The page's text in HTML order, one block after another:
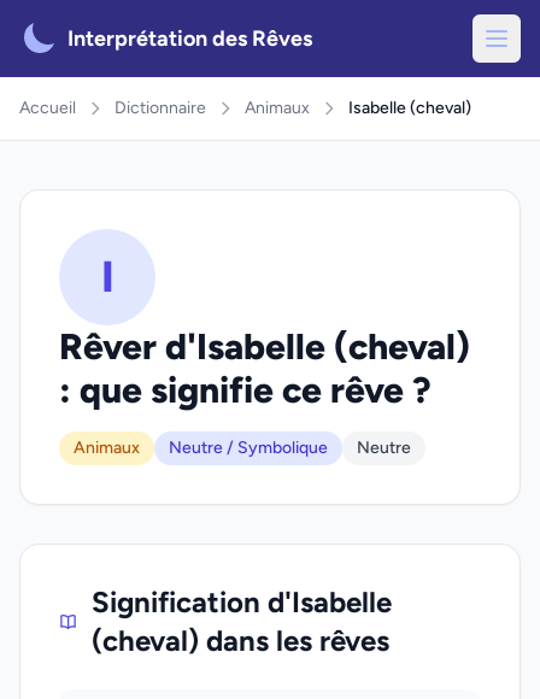
Interprétation des Rêves
Accueil Dictionnaire Animaux Isabelle (cheval)
I
Rêver d'Isabelle (cheval)
: que signifie ce rêve ?
Animaux Neutre / Symbolique Neutre
Signification d'Isabelle
(cheval) dans les rêves